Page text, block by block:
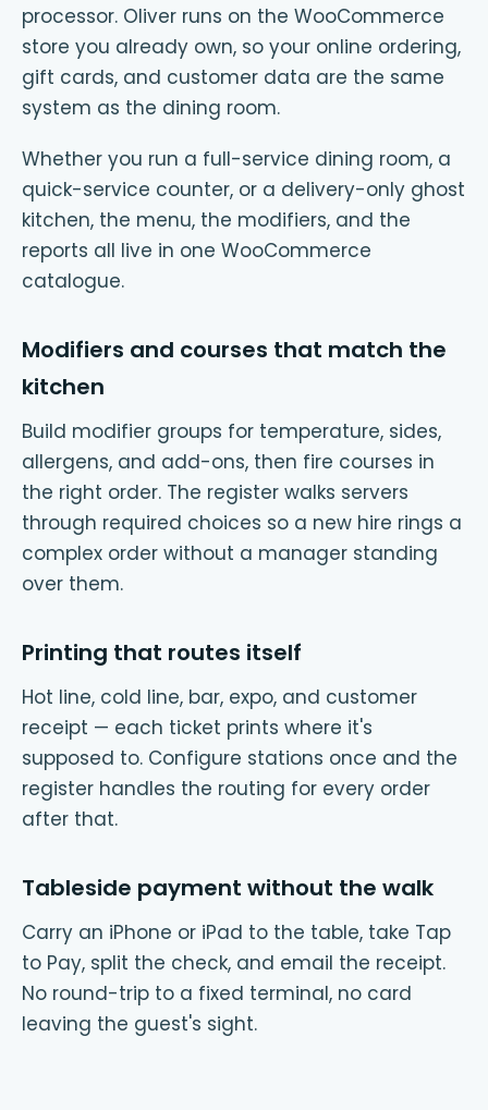
processor. Oliver runs on the WooCommerce
store you already own, so your online ordering,
gift cards, and customer data are the same
system as the dining room.
Whether you run a full-service dining room, a
quick-service counter, or a delivery-only ghost
kitchen, the menu, the modifiers, and the
reports all live in one WooCommerce
catalogue.
Modifiers and courses that match the
kitchen
Build modifier groups for temperature, sides,
allergens, and add-ons, then fire courses in
the right order. The register walks servers
through required choices so a new hire rings a
complex order without a manager standing
over them.
Printing that routes itself
Hot line, cold line, bar, expo, and customer
receipt — each ticket prints where it's
supposed to. Configure stations once and the
register handles the routing for every order
after that.
Tableside payment without the walk
Carry an iPhone or iPad to the table, take Tap
to Pay, split the check, and email the receipt.
No round-trip to a fixed terminal, no card
leaving the guest's sight.